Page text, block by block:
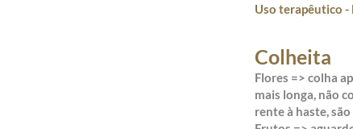
Uso terapêutico -
Colheita
Flores => colha
mais longa, não
rente à haste,